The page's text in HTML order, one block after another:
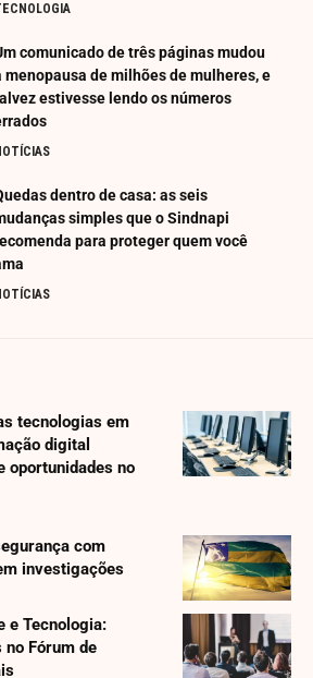
comunicado de três páginas mudou
menopausa de milhões de mulheres, e
estivesse lendo os números
dentro de casa: as seis
simples que o Sindnapi
para proteger quem você
tecnologias em
digital
oportunidades no
com
investigações
e Tecnologia:
no Fórum de